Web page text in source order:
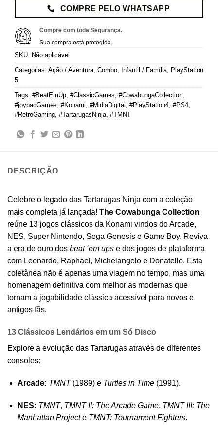
COMPRE PELO WHATSAPP
Compre com toda Segurança.
Sua compra está protegida.
SKU: Não aplicável
Categorias: Ação / Aventura Combo Infantil / Família
PlayStation
5
Tags: #BeatEmUp #ClassicGames #CowabungaCollection
#joypadGames #Konami #MidiaDigital #PlayStation4 #PS4
#RetroGaming #TartarugasNinja #TMNT
DESCRIÇÃO
Celebre o legado das Tartarugas Ninja com a coleção
mais completa já lançada! The Cowabunga Collection
reúne 13 jogos clássicos da Konami vindos do Arcade,
NES, Super Nintendo, Sega Genesis e Game Boy. Reviva
a era de ouro dos beat ‘em ups e dos jogos de plataforma
com Leonardo, Raphael, Michelangelo e Donatello. Esta
coletânea não é apenas uma viagem no tempo, mas uma
homenagem definitiva com melhorias modernas que
tornam a jogabilidade clássica acessível para novos e
antigos fãs.
13 Clássicos Lendários em um Só Disco
Explore a evolução das Tartarugas através de diferentes
consoles:
Arcade: TMNT(1989) e Turtles in Time(1991).
NES: TMNT, TMNT II: The Arcade Game, TMNT III: The
Manhattan Projecte TMNT: Tournament Fighters.